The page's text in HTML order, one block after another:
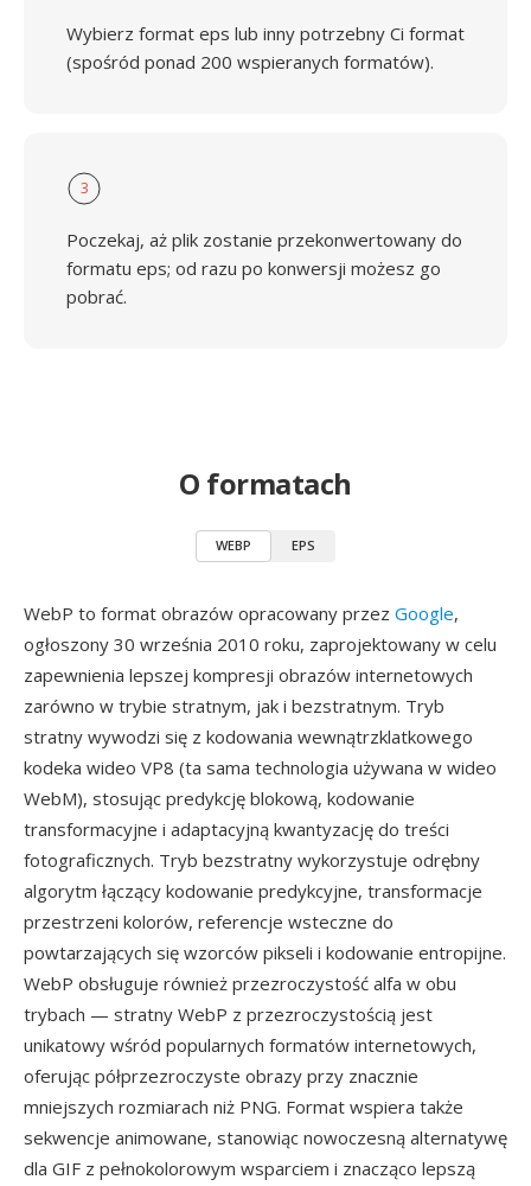
Wybierz format eps lub inny potrzebny Ci format
(spośród ponad 200 wspieranych formatów).
3
Poczekaj, aż plik zostanie przekonwertowany do
formatu eps; od razu po konwersji możesz go
pobrać.
O formatach
WEBP EPS
WebP to format obrazów opracowany przez Google,
ogłoszony 30 września 2010 roku, zaprojektowany w celu
zapewnienia lepszej kompresji obrazów internetowych
zarówno w trybie stratnym, jak i bezstratnym. Tryb
stratny wywodzi się z kodowania wewnątrzklatkowego
kodeka wideo VP8 (ta sama technologia używana w wideo
WebM), stosując predykcję blokową, kodowanie
transformacyjne i adaptacyjną kwantyzację do treści
fotograficznych. Tryb bezstratny wykorzystuje odrębny
algorytm łączący kodowanie predykcyjne, transformacje
przestrzeni kolorów, referencje wsteczne do
powtarzających się wzorców pikseli i kodowanie entropijne.
WebP obsługuje również przezroczystość alfa w obu
trybach — stratny WebP z przezroczystością jest
unikatowy wśród popularnych formatów internetowych,
oferując półprzezroczyste obrazy przy znacznie
mniejszych rozmiarach niż PNG. Format wspiera także
sekwencje animowane, stanowiąc nowoczesną alternatywę
dla GIF z pełnokolorowym wsparciem i znacząco lepszą